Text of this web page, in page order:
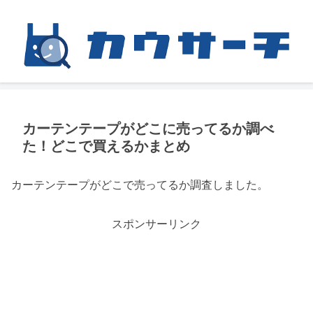
カーテンテープがどこに売ってるか調べ
た！どこで買えるかまとめ
カーテンテープがどこで売ってるか調査しました。
スポンサーリンク